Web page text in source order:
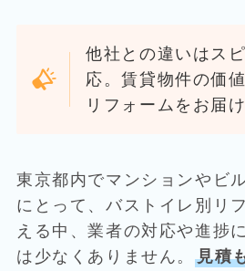
他社との違いはス
応。賃貸物件の価
リフォームをお届
東京都内でマンションやビ
にとって、バストイレ別リ
える中、業者の対応や進捗
は少なくありません。見積